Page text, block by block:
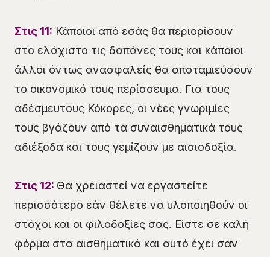
Στις 11: Κάποιοι από εσάς θα περιορίσουν
στο ελάχιστο τις δαπάνες τους και κάποιοι
άλλοι όντως ανασφαλείς θα αποταμιεύσουν
το οικονομικό τους περίσσευμα. Για τους
αδέσμευτους Κόκορες, οι νέες γνωριμίες
τους βγάζουν από τα συναισθηματικά τους
αδιέξοδα και τους γεμίζουν με αισιοδοξία.
Στις 12: Θα χρειαστεί να εργαστείτε
περισσότερο εάν θέλετε να υλοποιηθούν οι
στόχοι και οι φιλοδοξίες σας. Είστε σε καλή
φόρμα στα αισθηματικά και αυτό έχει σαν